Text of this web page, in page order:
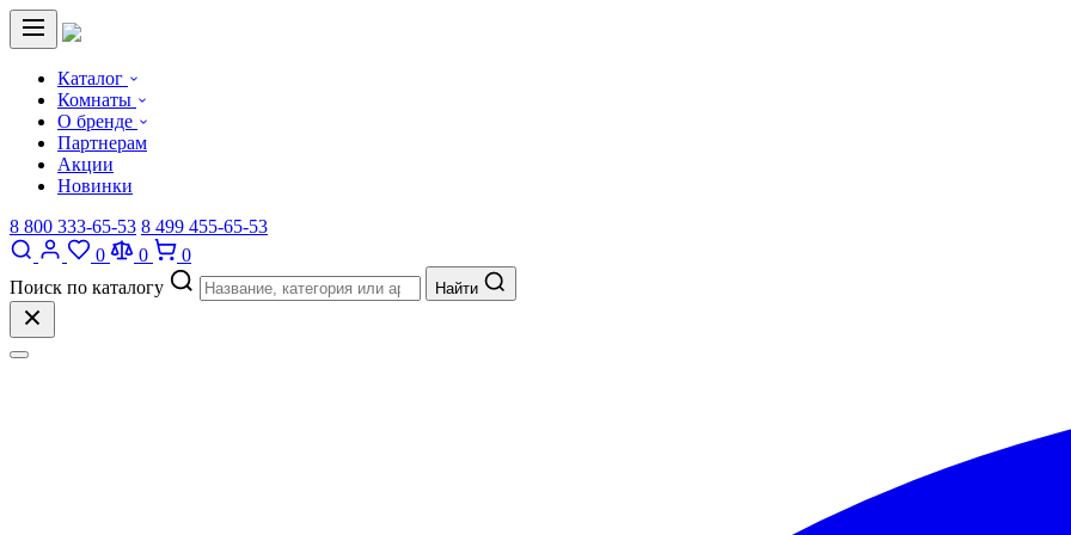
Каталог
Комнаты
О бренде
Партнерам
Акции
Новинки
8 800 333-65-53 8 499 455-65-53
0
0
0
Поиск по каталогу
Найти